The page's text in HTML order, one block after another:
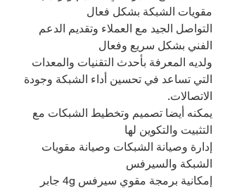
مقويات الشبكة بشكل فعال
التواصل الجيد مع العملاء وتقديم الدعم
الفني بشكل سريع وفعال
ولديه المعرفة بأحدث التقنيات والمعدات
التي تساعد في تحسين أداء الشبكة وجودة
الاتصالات.
يمكنه أيضا تصميم وتخطيط الشبكات مع
التثبيت والتكوين لها
إدارة وصيانة الشبكات وصيانة مقويات
الشبكة والسيرفس
إمكانية برمجة مقوي سيرفس 4g جابر